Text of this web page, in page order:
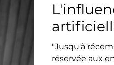
"Jusqu'à
réservée aux